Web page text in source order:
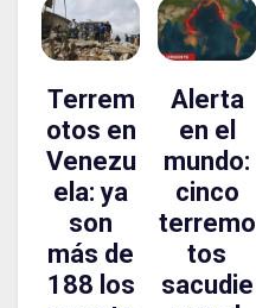
Terrem
otos en
Venezu
ela: ya
son
más de
188 los
Alerta
en el
mundo:
cinco
terremo
tos
sacudie